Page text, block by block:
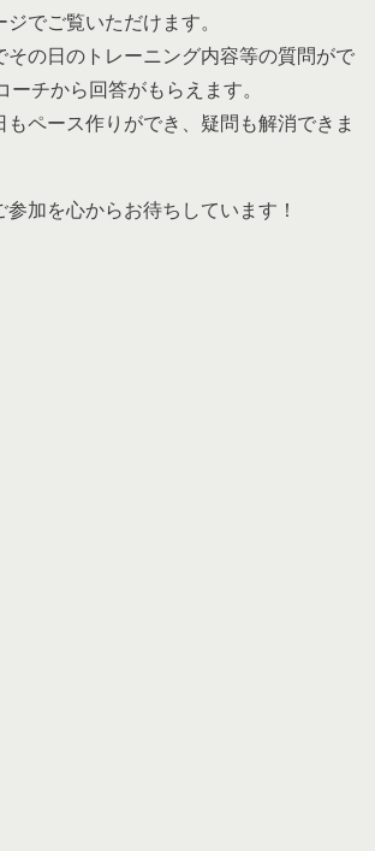
でご覧いただけます。
その日のトレーニング内容等の質問がで
ーチから回答がもらえます。
もペース作りができ、疑問も解消できま
加を心からお待ちしています！